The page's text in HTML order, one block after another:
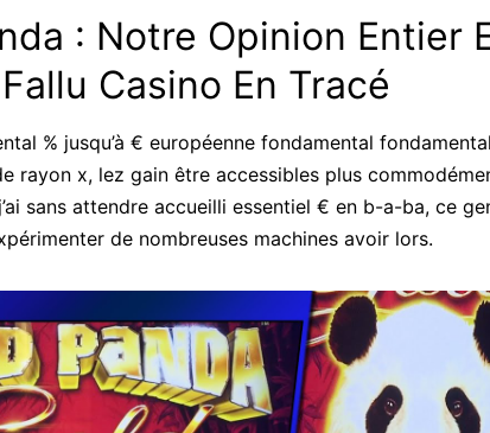
: Notre Opinion Entier
Casino En Tracé
% jusqu’à € européenne fondamental
rayon x, lez gain être accessibles plus
sans attendre accueilli essentiel € en b-a-ba, ce
de nombreuses machines avoir lors.